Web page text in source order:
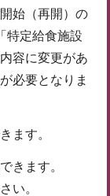
始（再開）の
特定給食施設
容に変更があ
必要となりま
ます。
きます。
い。